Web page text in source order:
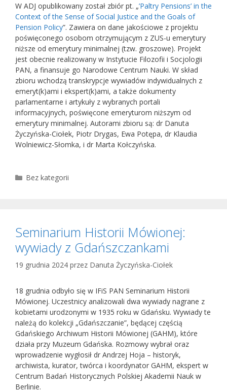
W ADJ opublikowany został zbiór pt. „’Paltry Pensions’ in the
Context of the Sense of Social Justice and the Goals of
Pension Policy”. Zawiera on dane jakościowe z projektu
poświęconego osobom otrzymującym z ZUS-u emerytury
niższe od emerytury minimalnej (tzw. groszowe). Projekt
jest obecnie realizowany w Instytucie Filozofii i Socjologii
PAN, a finansuje go Narodowe Centrum Nauki. W skład
zbioru wchodzą transkrypcje wywiadów indywidualnych z
emeryt(k)ami i ekspert(k)ami, a także dokumenty
parlamentarne i artykuły z wybranych portali
informacyjnych, poświęcone emeryturom niższym od
emerytury minimalnej. Autorami zbioru są: dr Danuta
Życzyńska-Ciołek, Piotr Drygas, Ewa Potępa, dr Klaudia
Wolniewicz-Słomka, i dr Marta Kołczyńska.
Kategorie
Bez kategorii
Seminarium Historii Mówionej:
wywiady z Gdańszczankami
19 grudnia 2024 przez Danuta Życzyńska-Ciołek
18 grudnia odbyło się w IFiS PAN Seminarium Historii
Mówionej. Uczestnicy analizowali dwa wywiady nagrane z
kobietami urodzonymi w 1935 roku w Gdańsku. Wywiady te
należą do kolekcji „Gdańszczanie”, będącej częścią
Gdańskiego Archiwum Historii Mówionej (GAHM), które
działa przy Muzeum Gdańska. Rozmowy wybrał oraz
wprowadzenie wygłosił dr Andrzej Hoja – historyk,
archiwista, kurator, twórca i koordynator GAHM, ekspert w
Centrum Badań Historycznych Polskiej Akademii Nauk w
Berlinie.